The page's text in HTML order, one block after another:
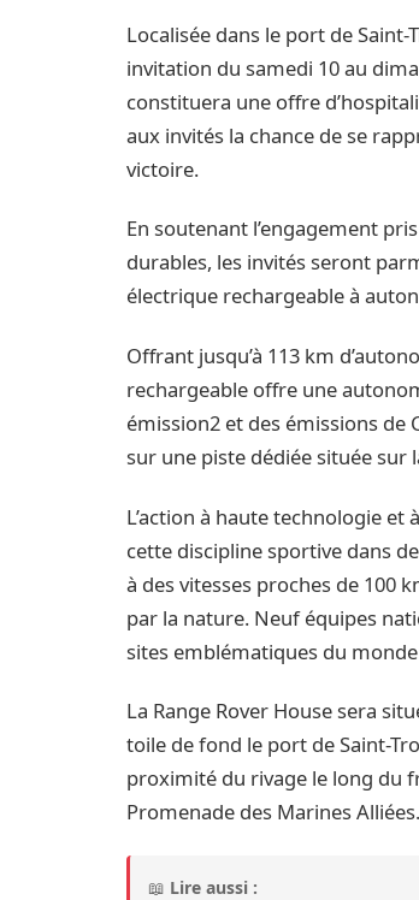
Localisée dans le port de
invitation du samedi 10 au
constituera une offre
aux invités la chance de se
victoire.
En soutenant l’engagement
durables, les invités seront
électrique rechargeable à
Offrant jusqu’à 113 km
rechargeable offre une
émission2 et des émissions de
sur une piste dédiée située sur
L’action à haute technologie
cette discipline sportive dans
à des vitesses proches de 100
par la nature. Neuf équipes
sites emblématiques du
La Range Rover House sera
toile de fond le port de Saint-
proximité du rivage le long du
Promenade des Marines Alliées.
📖 Lire aussi :